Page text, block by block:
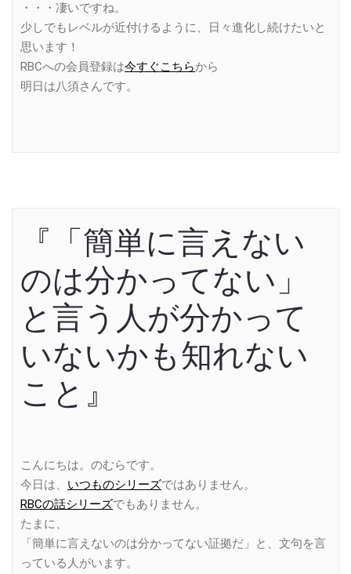
・・・凄いですね。
少しでもレベルが近付けるように、日々進化し続けたいと
思います！
RBCへの会員登録は今すぐこちらから
明日は八須さんです。
『「簡単に言えない
のは分かってない」
と言う人が分かって
いないかも知れない
こと』
こんにちは。のむらです。
今日は、 いつものシリーズではありません。
RBCの話シリーズでもありません。
たまに、
「簡単に言えないのは分かってない証拠だ」と、文句を言
っている人がいます。